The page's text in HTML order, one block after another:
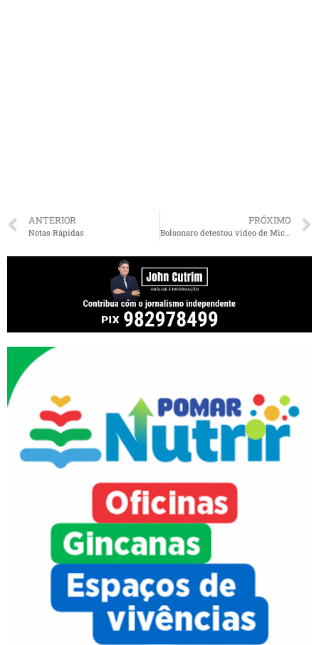
ANTERIOR
Notas Rápidas
PRÓXIMO
Bolsonaro detestou vídeo de Michelle postado sem sua autorização — e o tempo fechou, diz O Globo